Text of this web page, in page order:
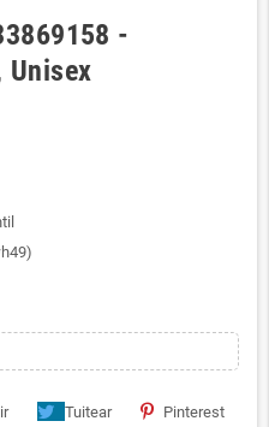
-
Unisex
Tuitear Pinterest